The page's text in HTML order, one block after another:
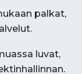
palkat,
luvat,